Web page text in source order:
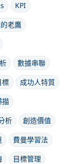
KPI
老鷹
數據串聯
標
成功人特質
描
析
創造價值
費曼學習法
目標管理